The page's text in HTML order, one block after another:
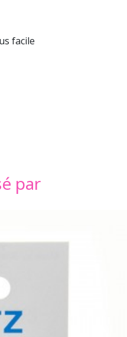
facile
par